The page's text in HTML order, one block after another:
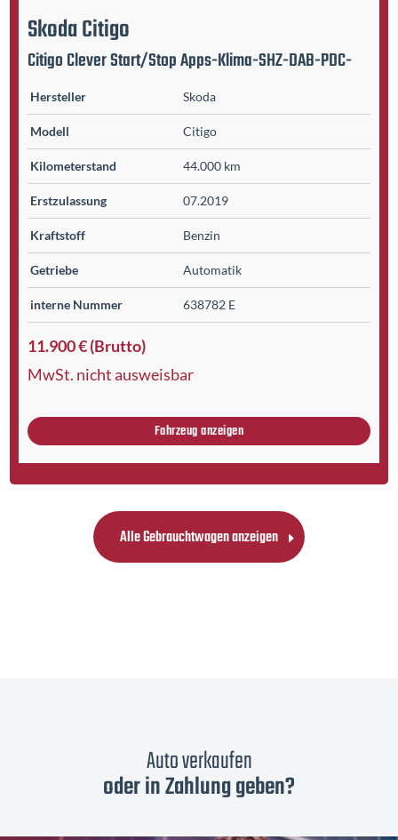
SkodaCitigo
Citigo Clever Start/Stop Apps-Klima-SHZ-DAB-PDC-
Hersteller Skoda
Modell Citigo
Kilometer­stand 44.000 km
Erst­zulassung 07.2019
Kraftstoff Benzin
Getriebe Automatik
interne Nummer 638782 E
11.900 € (Brutto)
MwSt. nicht ausweisbar
Fahrzeug anzeigen
Alle Gebrauchtwagen anzeigen
Auto verkaufen
oder in Zahlung geben?